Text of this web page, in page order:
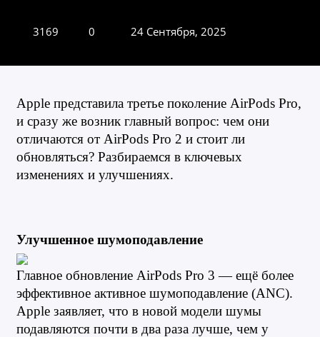
3169 0 24 Сентября, 2025
Apple представила третье поколение AirPods Pro,
и сразу же возник главный вопрос: чем они
отличаются от AirPods Pro 2 и стоит ли
обновляться? Разбираемся в ключевых
изменениях и улучшениях.
Улучшенное шумоподавление
Главное обновление AirPods Pro 3 — ещё более
эффективное активное шумоподавление (ANC).
Apple заявляет, что в новой модели шумы
подавляются почти в два раза лучше, чем у